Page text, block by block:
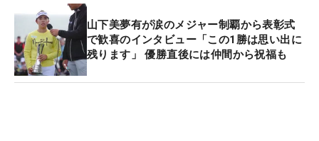
この年、山下は一気にスターダムを駆け上がった。
「ワールドレディスサロンパスカップ」で2勝目を
挙げると、「サントリーレディス」（優勝）から13
試合連続トップ10入りを記録。最終戦「JLPGAツア
山下美夢有が涙のメジャー制覇から表彰式
で歓喜のインタビュー「この1勝は思い出に
残ります」 優勝直後には仲間から祝福も